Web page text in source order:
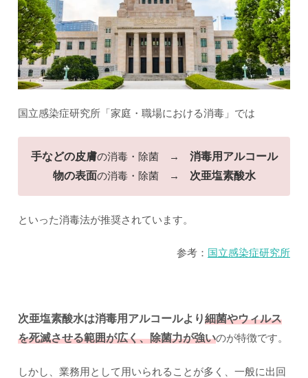
国立感染症研究所「家庭・職場における消毒」では
手などの皮膚の消毒・除菌 → 消毒用アルコール
物の表面の消毒・除菌 → 次亜塩素酸水
といった消毒法が推奨されています。
参考： 国立感染症研究所
次亜塩素酸水は消毒用アルコールより細菌やウィルス
を死滅させる範囲が広く、除菌力が強いのが特徴です。
しかし、業務用として用いられることが多く、一般に出回